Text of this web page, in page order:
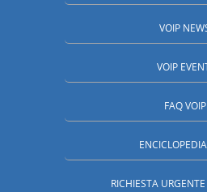
VOIP
VOIP
FAQ VOIP
RICHIESTA